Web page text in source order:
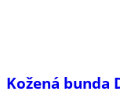
Kožená bunda